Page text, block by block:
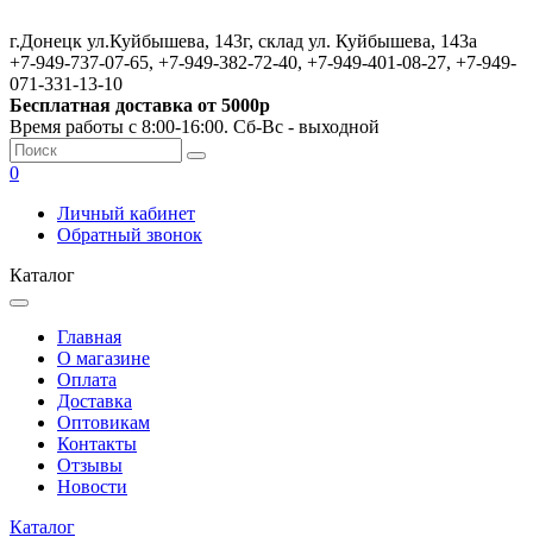
г.Донецк ул.Куйбышева, 143г, склад ул. Куйбышева, 143а
+7-949-737-07-65, +7-949-382-72-40, +7-949-401-08-27, +7-949-
071-331-13-10
Бесплатная доставка от 5000р
Время работы с 8:00-16:00. Сб-Вс - выходной
0
Личный кабинет
Обратный звонок
Каталог
Главная
О магазине
Оплата
Доставка
Оптовикам
Контакты
Отзывы
Новости
Каталог